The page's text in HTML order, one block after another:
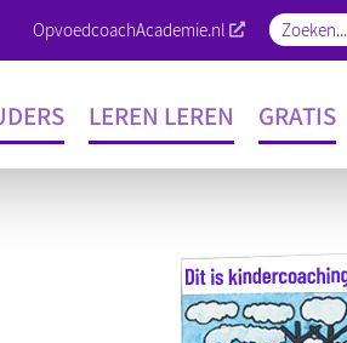
OpvoedcoachAcademie.nl
LEREN LEREN GRATIS